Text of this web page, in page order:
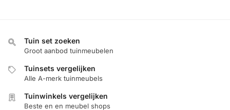
Tuin set zoeken
Groot aanbod tuinmeubelen
Tuinsets vergelijken
Alle A-merk tuinmeubels
Tuinwinkels vergelijken
Beste en en meubel shops